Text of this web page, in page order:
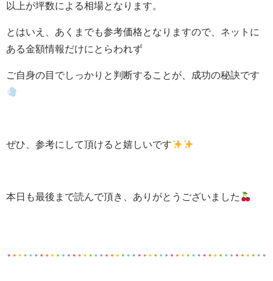
以上が坪数による相場となります。
とはいえ、あくまでも参考価格となりますので、ネットに
ある金額情報だけにとらわれず
ご自身の目でしっかりと判断することが、成功の秘訣です
ぜひ、参考にして頂けると嬉しいです
本日も最後まで読んで頂き、ありがとうございました